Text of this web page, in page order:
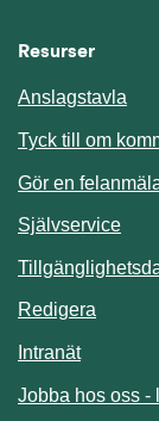
Resurser
Anslagstavla
Tyck till om
Gör en
Självservice
Redigera
IntranätLänk till
Jobba hos oss -